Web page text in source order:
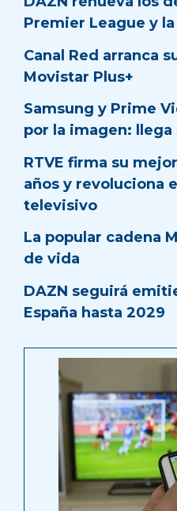
Premier League y la
Canal Red arranca
Movistar Plus+
Samsung y Prime
por la imagen: llega
RTVE firma su
años y revoluciona
televisivo
La popular cadena
de vida
DAZN seguirá
España hasta 2029